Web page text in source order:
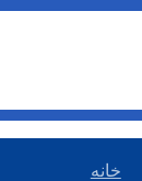
خانه